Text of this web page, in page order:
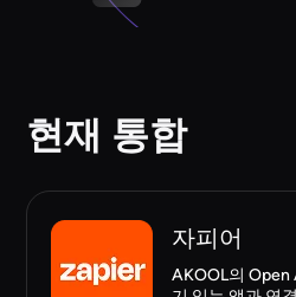
현재 통합
자피어
AKOOL의 Open